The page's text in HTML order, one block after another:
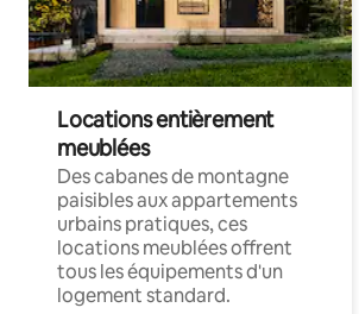
Locations entièrement
meublées
Des cabanes de montagne
paisibles aux appartements
urbains pratiques, ces
locations meublées offrent
tous les équipements d'un
logement standard.